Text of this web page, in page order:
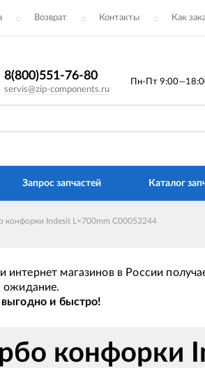
Возврат Контакты Как
8(800)551-76-80
servis@zip-components.ru
Пн-Пт
Запрос запчастей Каталог
конфорки Indesit L=700mm C00053244
магазинов в России
ожидание.
выгодно и быстро!
конфорки